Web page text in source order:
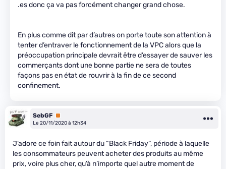
.es donc ça va pas forcément changer grand chose.
En plus comme dit par d’autres on porte toute son attention à
tenter d’entraver le fonctionnement de la VPC alors que la
préoccupation principale devrait être d’essayer de sauver les
commerçants dont une bonne partie ne sera de toutes
façons pas en état de rouvrir à la fin de ce second
confinement.
SebGF Premium
Le 20/11/2020 à 12h34
J’adore ce foin fait autour du “Black Friday”, période à laquelle
les consommateurs peuvent acheter des produits au même
prix, voire plus cher, qu’à n’importe quel autre moment de